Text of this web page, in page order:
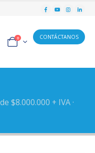
0 CONTÁCTANOS
$8.000.000 + IVA ·